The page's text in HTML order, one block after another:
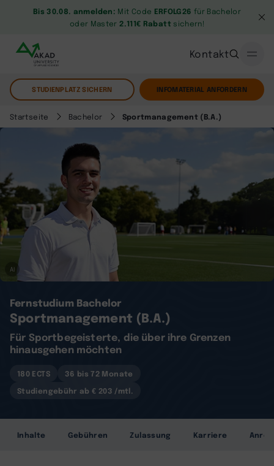
Bis 30.08. anmelden: Mit Code ERFOLG26 für Bachelor
oder Master2.111€ Rabattsichern!
Kontakt
STUDIENPLATZ SICHERN INFOMATERIAL ANFORDERN
Startseite Bachelor Sportmanagement (B.A.)
AI
Fernstudium Bachelor
Sportmanagement (B.A.)
Für Sportbegeisterte, die über ihre Grenzen
hinausgehen möchten
180 ECTS
36 bis 72 Monate
Studiengebühr ab € 203 /mtl.
Inhalte Gebühren Zulassung Karriere